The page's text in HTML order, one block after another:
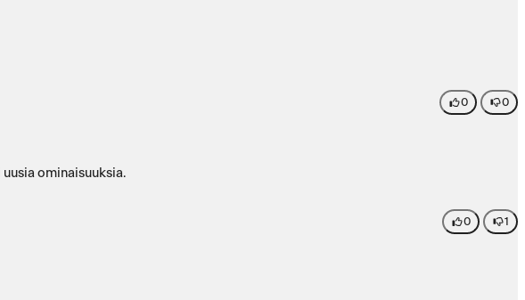
0 0
ominaisuuksia.
0 1